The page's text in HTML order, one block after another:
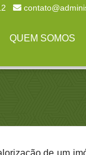
QUEM SOMOS
de um